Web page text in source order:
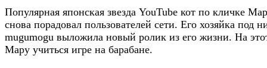
Популярная японская звезда YouTube кот по кличке
снова порадовал пользователей сети. Его хозяйка под
mugumogu выложила новый ролик из его жизни. На
Мару учиться игре на барабане.